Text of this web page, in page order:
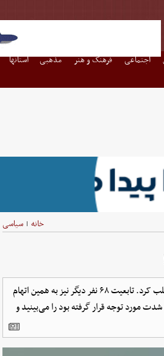
اجتماعی فرهنگ و هنر مذهبی استانها
خانه | سیاسی
دولت بحرین تابعیت محمد غلوم خواننده مذهبی را به اتهام تمجید از ایران سلب کرد. تابعیت ۶۸ نفر دیگر نیز به همین اتهام
مورد توجه قرار گرفته بود را می‌بینید و